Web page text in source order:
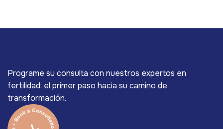
Programe su consulta con nuestros expertos en
fertilidad: el primer paso hacia su camino de
transformación.